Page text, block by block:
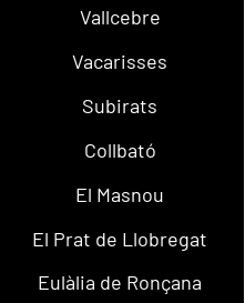
Vallcebre
Vacarisses
Subirats
Collbató
El Masnou
El Prat de Llobregat
Eulàlia de Ronçana